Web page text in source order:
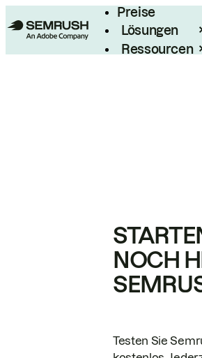
Preise
Lösungen
Ressourcen
NOCH
Testen Sie